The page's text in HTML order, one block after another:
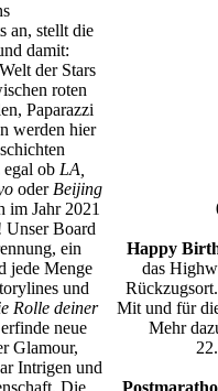
an, stellt die
damit:
der Stars
roten
Paparazzi
werden hier
egal ob LA,
oder Beijing
im Jahr 2021
Unser Board
ein
jede Menge
und
Rolle deiner
neue
Glamour,
Intrigen und
Die
Happy
das
Mit und für
Mehr